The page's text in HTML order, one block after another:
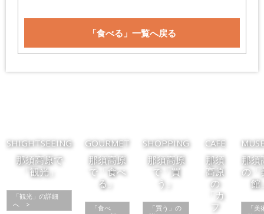
「食べる」一覧へ戻る
SHIGHTSEEING
那須高原で
「観光」
「観光」の詳細
へ >
GOURMET
那須高原
で「食べ
る」
「食べ
SHOPPING
那須高原
で「買
う」
「買う」の
CAFE
那須
高原
の
「カ
フ
那須
の「
館
「美